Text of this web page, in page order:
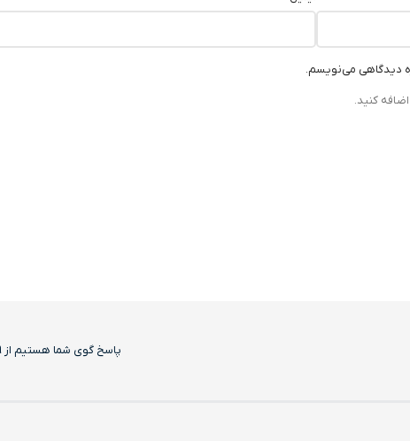
دیدگاهی می‌نویسم.
کنید.
پاسخ گوی شما هستیم از 9 صبح تا 18 عصر بجز روزهای تعطیل